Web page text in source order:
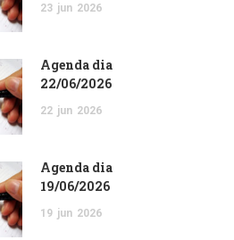
23 jun 2026
Agenda dia
22/06/2026
22 jun 2026
Agenda dia
19/06/2026
19 jun 2026